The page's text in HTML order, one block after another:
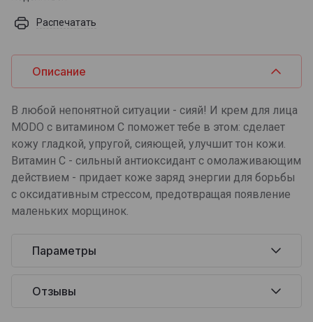
Распечатать
Описание
В любой непонятной ситуации - сияй! И крем для лица
MODO с витамином С поможет тебе в этом: сделает
кожу гладкой, упругой, сияющей, улучшит тон кожи.
Витамин С - сильный антиоксидант с омолаживающим
действием - придает коже заряд энергии для борьбы
с оксидативным стрессом, предотвращая появление
маленьких морщинок.
Параметры
Отзывы